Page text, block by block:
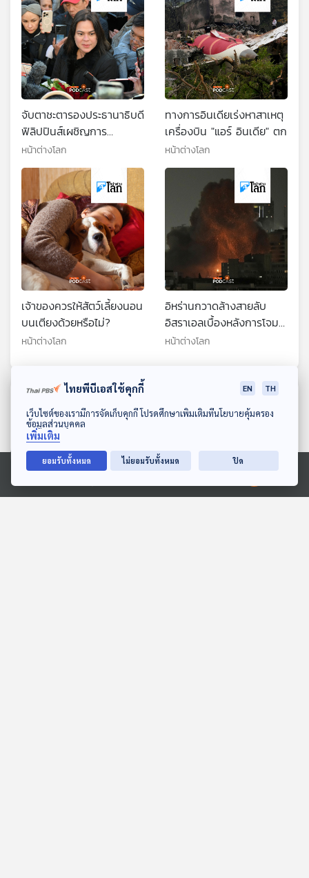
ดาวน์โหลด Thai PBS Podcast Application
Ⓒ 2020 องค์การกระจายเสียงและแพร่ภาพสาธารณะแห่งประเทศไทย
จับตาชะตารองประธานาธิบดี
ฟิลิปปินส์เผชิญการ
ถอดถอน
หน้าต่างโลก
ทางการอินเดียเร่งหาสาเหตุ
เครื่องบิน "แอร์ อินเดีย" ตก
หน้าต่างโลก
เจ้าของควรให้สัตว์เลี้ยงนอน
บนเตียงด้วยหรือไม่?
หน้าต่างโลก
อิหร่านกวาดล้างสายลับ
อิสราเอลเบื้องหลังการโจมตี
ครั้งใหญ่
หน้าต่างโลก
ตอนที่เกี่ยวข้อง
ไทยพีบีเอสใช้คุกกี้ EN TH
เว็บไซต์ของเรามีการจัดเก็บคุกกี้ โปรดศึกษาเพิ่มเติมที่นโยบายคุ้มครอง
ข้อมูลส่วนบุคคล
เพิ่มเติม
ยอมรับทั้งหมด ไม่ยอมรับทั้งหมด ปิด